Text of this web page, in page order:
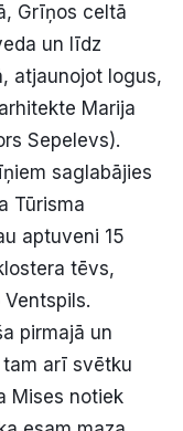
Grīņos celtā
un līdz
atjaunojot logus,
Marija
Sepelevs).
saglabājies
Tūrisma
aptuveni 15
tēvs,
Ventspils.
pirmajā un
tam arī svētku
Mises notiek